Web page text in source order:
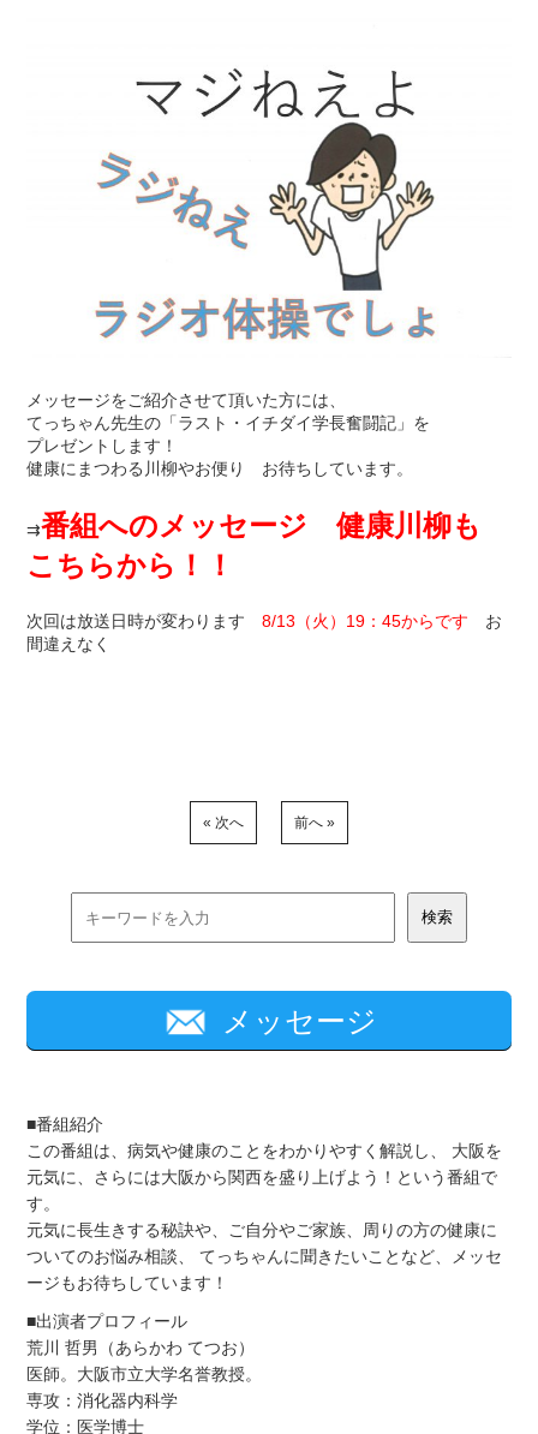
メッセージをご紹介させて頂いた方には、
てっちゃん先生の「ラスト・イチダイ学長奮闘記」を
プレゼントします！
健康にまつわる川柳やお便り お待ちしています。
⇉番組へのメッセージ 健康川柳も
こちらから！！
次回は放送日時が変わります8/13（火）19：45からです お
間違えなく
« 次へ 前へ »
メッセージ
■番組紹介
この番組は、病気や健康のことをわかりやすく解説し、 大阪を
元気に、さらには大阪から関西を盛り上げよう！という番組で
す。
元気に長生きする秘訣や、ご自分やご家族、周りの方の健康に
ついてのお悩み相談、 てっちゃんに聞きたいことなど、メッセ
ージもお待ちしています！
■出演者プロフィール
荒川 哲男（あらかわ てつお）
医師。大阪市立大学名誉教授。
専攻：消化器内科学
学位：医学博士